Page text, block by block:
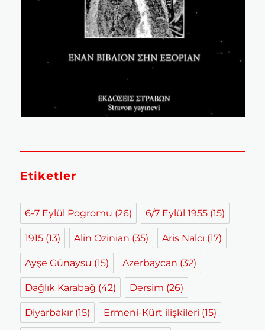
Etiketler
6-7 Eylül Pogromu (26) 6/7 Eylül 1955 (15)
1915 (13) Alin Ozinian (35) Aris Nalcı (17)
Ayşe Günaysu (15) Azerbaycan (32)
Dağlık Karabağ (42) Dersim (26)
Diyarbakır (15) Ermeni-Kürt ilişkileri (15)